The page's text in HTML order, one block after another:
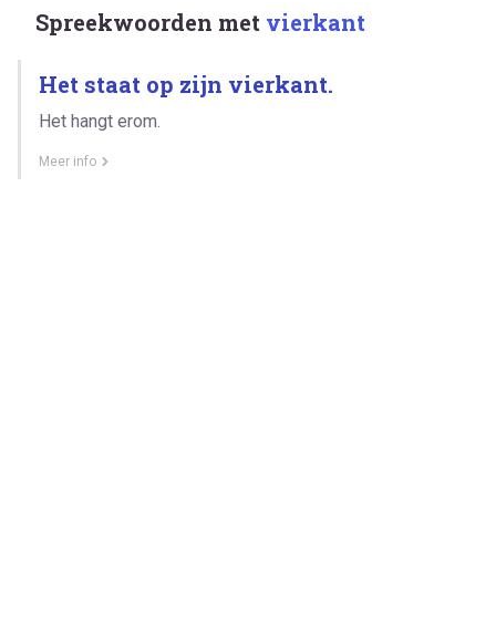
Spreekwoorden met vierkant
Het staat op zijn vierkant.
Het hangt erom.
Meer info